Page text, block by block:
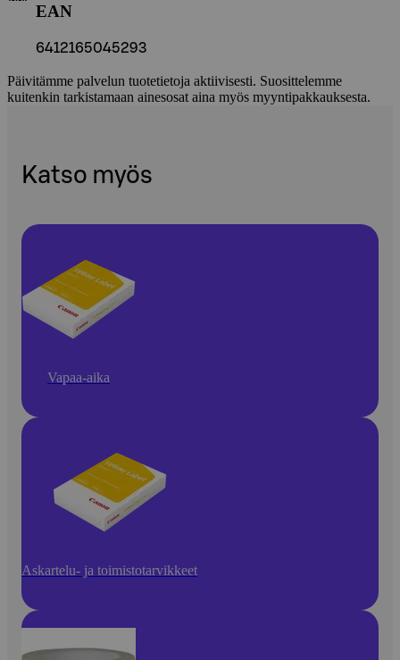
EAN
6412165045293
Päivitämme palvelun tuotetietoja aktiivisesti. Suosittelemme
kuitenkin tarkistamaan ainesosat aina myös myyntipakkauksesta.
Katso myös
Vapaa-aika
Askartelu- ja toimistotarvikkeet